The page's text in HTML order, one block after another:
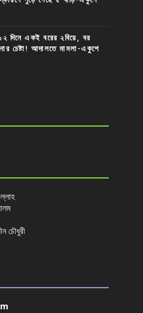
দিনে একই বরের ২বিয়ে, বর
চেষ্টা! আদালতে মামলা-একুশে
চৌধুরী